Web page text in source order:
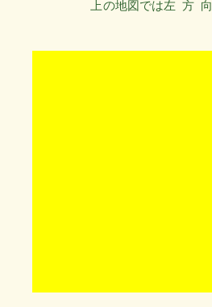
上の地図 では左方向